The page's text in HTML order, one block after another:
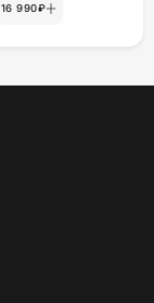
16 990₽